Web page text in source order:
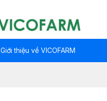
Giới thiệu về VICOFARM